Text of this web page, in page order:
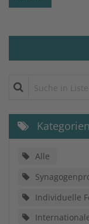
Suche in Liste
Kategorien
Alle
Individuelle